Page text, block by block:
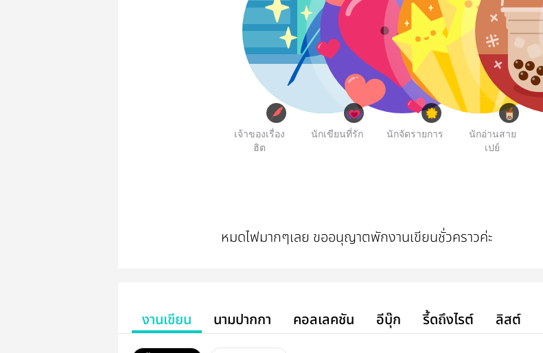
เจ้าของเรื่อง
ฮิต
นักเขียนที่รัก นักจัดรายการ
นักอ่านสาย
เปย์
หมดไฟมากๆเลย ขออนุญาตพักงานเขียนชั่วคราวค่ะ
งานเขียน นามปากกา คอลเลคชัน อีบุ๊ก รี้ดถึงไรต์ ลิสต์